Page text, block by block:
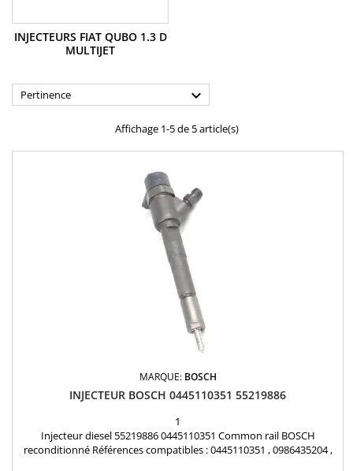
INJECTEURS FIAT QUBO 1.3 D
MULTIJET
Pertinence 
Affichage 1-5 de 5 article(s)
MARQUE: BOSCH
INJECTEUR BOSCH 0445110351 55219886
1
Injecteur diesel 55219886 0445110351 Common rail BOSCH
reconditionné Références compatibles : 0445110351 , 0986435204 ,